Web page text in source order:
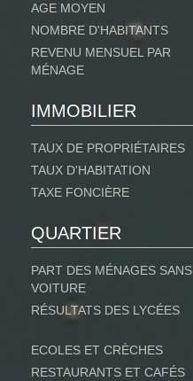
AGE MOYEN
NOMBRE D'HABITANTS
REVENU MENSUEL PAR
MÉNAGE
IMMOBILIER
TAUX DE PROPRIÉTAIRES
TAUX D'HABITATION
TAXE FONCIÈRE
QUARTIER
PART DES MÉNAGES SANS
VOITURE
RÉSULTATS DES LYCÉES
ECOLES ET CRÈCHES
RESTAURANTS ET CAFÉS